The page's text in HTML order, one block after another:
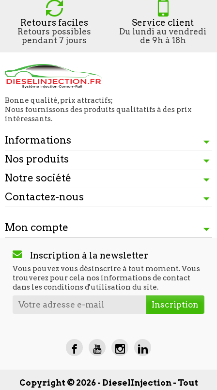
Retours faciles
Retours possibles
pendant 7 jours
Service client
Du lundi au vendredi
de 9h à 18h
Bonne qualité, prix attractifs;
Nous fournissons des produits qualitatifs à des prix
intéressants.
Informations
Nos produits
Notre société
Contactez-nous
Mon compte
Inscription à la newsletter
Vous pouvez vous désinscrire à tout moment. Vous
trouverez pour cela nos informations de contact
dans les conditions d'utilisation du site.
Copyright © 2026 - DieselInjection - Tout